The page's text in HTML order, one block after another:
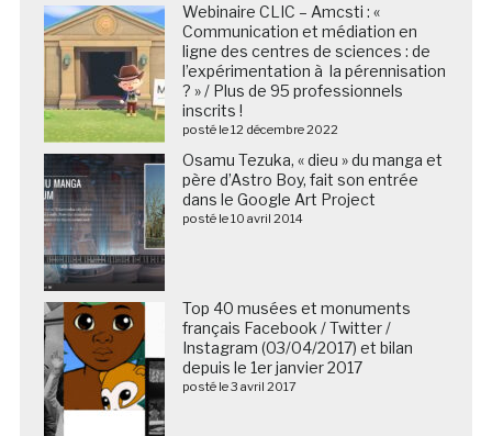
Webinaire CLIC – Amcsti : «
Communication et médiation en
ligne des centres de sciences : de
l’expérimentation à la pérennisation
? » / Plus de 95 professionnels
inscrits !
posté le 12 décembre 2022
Osamu Tezuka, « dieu » du manga et
père d’Astro Boy, fait son entrée
dans le Google Art Project
posté le 10 avril 2014
Top 40 musées et monuments
français Facebook / Twitter /
Instagram (03/04/2017) et bilan
depuis le 1er janvier 2017
posté le 3 avril 2017